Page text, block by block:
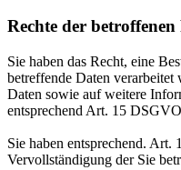
Rechte der betroffenen
Sie haben das Recht, eine
betreffende Daten
Daten sowie auf weitere
entsprechend Art. 15
Sie haben entsprechend.
Vervollständigung der Sie